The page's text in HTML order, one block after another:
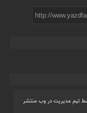
http://
تیم مدیریت در وب منتشر